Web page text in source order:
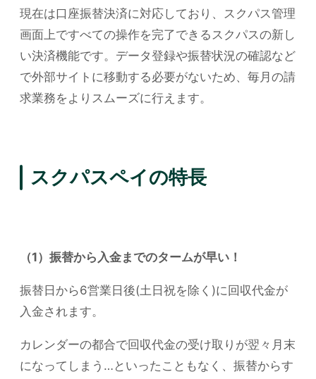
現在は口座振替決済に対応しており、スクパス管理
画面上ですべての操作を完了できるスクパスの新し
い決済機能です。データ登録や振替状況の確認など
で外部サイトに移動する必要がないため、毎月の請
求業務をよりスムーズに行えます。
スクパスペイの特長
（1）振替から入金までのタームが早い！
振替日から6営業日後(土日祝を除く)に回収代金が
入金されます。
カレンダーの都合で回収代金の受け取りが翌々月末
になってしまう…といったこともなく、振替からす